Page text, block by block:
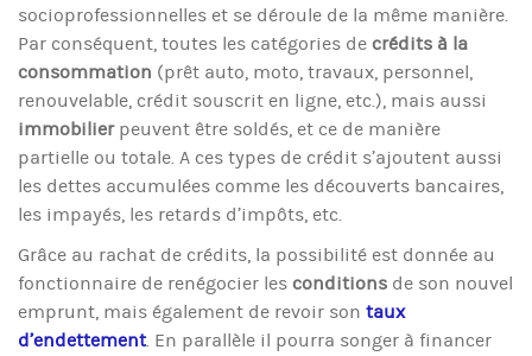
socioprofessionnelles et se déroule de la même manière.
Par conséquent, toutes les catégories de crédits à la
consommation (prêt auto, moto, travaux, personnel,
renouvelable, crédit souscrit en ligne, etc.), mais aussi
immobilierpeuvent être soldés, et ce de manière
partielle ou totale. A ces types de crédit s’ajoutent aussi
les dettes accumulées comme les découverts bancaires,
les impayés, les retards d’impôts, etc.
Grâce au rachat de crédits, la possibilité est donnée au
fonctionnaire de renégocier les conditions de son nouvel
emprunt, mais également de revoir son taux
d’endettement. En parallèle il pourra songer à financer